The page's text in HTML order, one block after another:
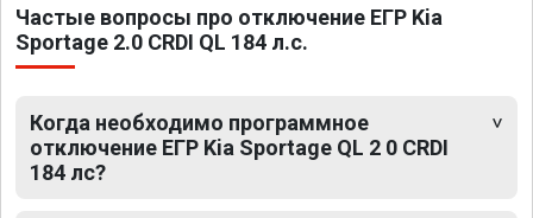
Частые вопросы про отключение ЕГР Kia
Sportage 2.0 CRDI QL 184 л.с.
Когда необходимо программное
отключение ЕГР Kia Sportage QL 2 0 CRDI
184 лс?